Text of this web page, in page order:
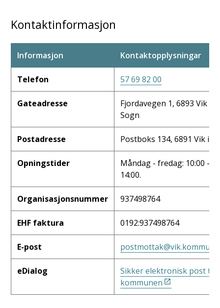
Kontaktinformasjon
Informasjon Kontaktopplysningar
Telefon 57 69 82 00
Gateadresse
Fjordavegen 1, 6893 Vik i
Sogn
Postadresse Postboks 134, 6891 Vik i
Opningstider
Måndag - fredag: 10:00 -
14:00.
Organisasjonsnummer 937498764
EHF faktura 0192:937498764
E-post
eDialog
Sikker elektronisk post til
kommunen